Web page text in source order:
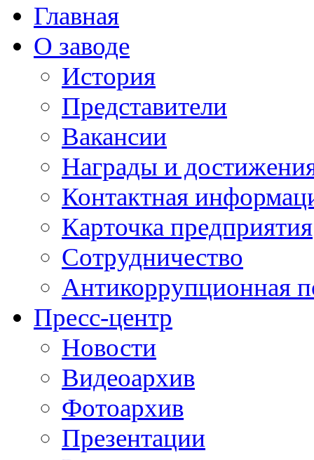
Главная
О заводе
История
Представители
Вакансии
Награды и
Контактная
Карточка предприятия
Сотрудничество
Антикоррупционная
Пресс-центр
Новости
Видеоархив
Фотоархив
Презентации